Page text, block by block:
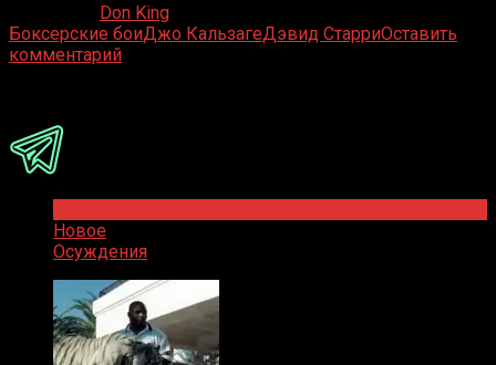
Don King
Боксерские боиДжо КальзагеДэвид СтарриОставить
комментарий
Новое
Осуждения